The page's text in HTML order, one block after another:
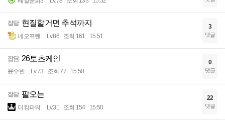
잡담 현질할거면 추석까지
네오프렌 Lv.86 조회 161 15:51
3
댓글
잡담 26토츠케인
윤수빈 Lv.73 조회 77 15:50
0
댓글
잡담 팔오는
더킹파워 Lv.31 조회 154 15:50
22
댓글